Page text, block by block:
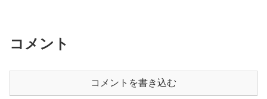
コメント
コメントを書き込む